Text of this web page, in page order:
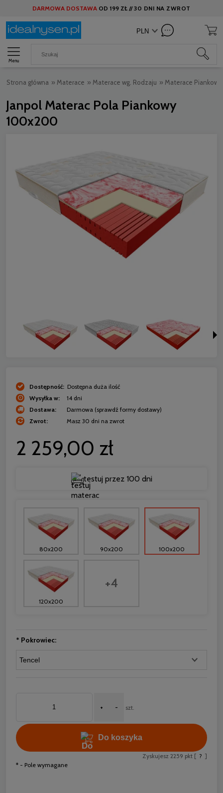
DARMOWA DOSTAWA OD 199 ZŁ //30 DNI NA ZWROT
Menu
Strona główna » Materace » Materace wg. Rodzaju » Materace Piankowe
Janpol Materac Pola Piankowy
100x200
Dostępność: Dostępna duża ilość
Wysyłka w:
14 dni
Dostawa:
Darmowa (sprawdź formy dostawy)
Zwrot:
Masz 30 dni na zwrot
2 259,00 zł
testuj przez 100 dni
80x200 90x200 100x200
120x200
+4
* Pokrowiec:
+ - szt.
Do koszyka
Zyskujesz 2259 pkt [ ? ]
* - Pole wymagane